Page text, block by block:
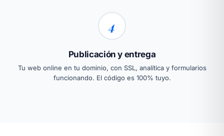
4
Publicación y entrega
Tu web online en tu dominio, con SSL, analítica y formularios
funcionando. El código es 100% tuyo.